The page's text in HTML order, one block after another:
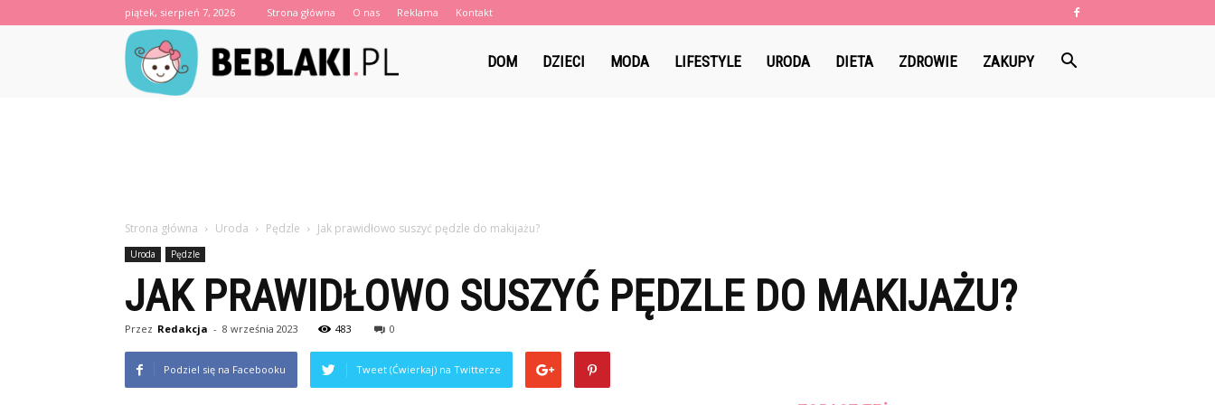
piątek, sierpień 7, 2026 Strona główna O nas Reklama Kontakt
DOM DZIECI MODA LIFESTYLE URODA DIETA ZDROWIE ZAKUPY
Strona główna Uroda Pędzle Jak prawidłowo suszyć pędzle do makijażu?
Uroda Pędzle
JAK PRAWIDŁOWO SUSZYĆ PĘDZLE DO MAKIJAŻU?
Przez Redakcja - 8 września 2023 483 0
Podziel się na Facebooku Tweet (Ćwierkaj) na Twitterze